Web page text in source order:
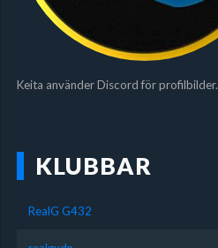
Keita använder Discord för profilbilder.
KLUBBAR
RealG G432